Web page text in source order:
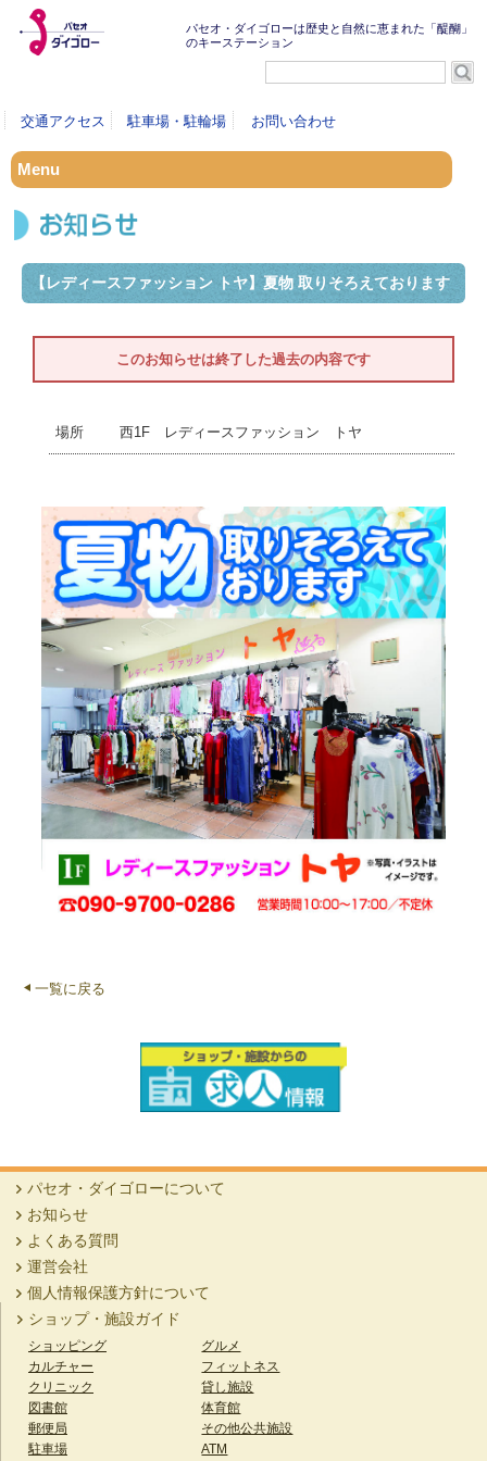
パセオ・ダイゴローは歴史と自然に恵まれた「醍醐」
のキーステーション
交通アクセス 駐車場・駐輪場 お問い合わせ
Menu
【レディースファッション トヤ】夏物 取りそろえております
このお知らせは終了した過去の内容です
場所 西1F レディースファッション トヤ
一覧に戻る
パセオ・ダイゴローについて
お知らせ
よくある質問
運営会社
個人情報保護方針について
ショップ・施設ガイド
ショッピング
グルメ
カルチャー
フィットネス
クリニック
貸し施設
図書館
体育館
郵便局
その他公共施設
駐車場
ATM